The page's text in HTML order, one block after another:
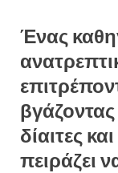
Ένας
βγάζοντας
δίαιτες
πειράζει